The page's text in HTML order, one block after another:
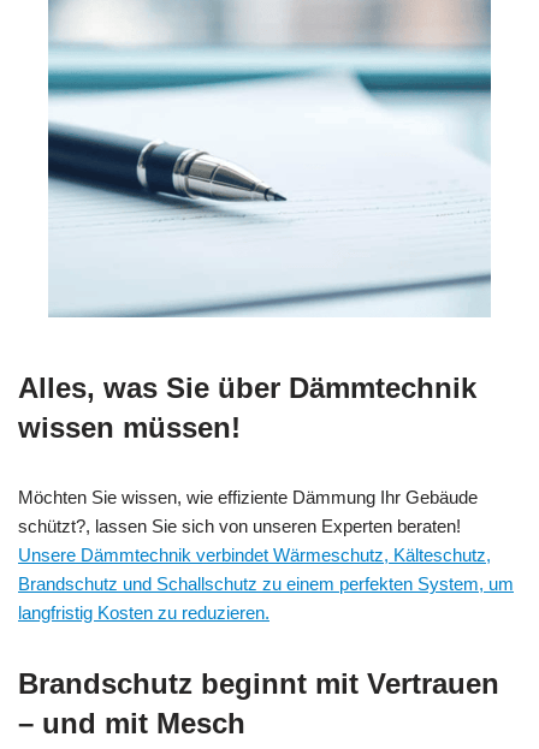
Alles, was Sie über Dämmtechnik
wissen müssen!
Möchten Sie wissen, wie effiziente Dämmung Ihr Gebäude
schützt?, lassen Sie sich von unseren Experten beraten!
Unsere Dämmtechnik verbindet Wärmeschutz, Kälteschutz,
Brandschutz und Schallschutz zu einem perfekten System, um
langfristig Kosten zu reduzieren.
Brandschutz beginnt mit Vertrauen
– und mit Mesch